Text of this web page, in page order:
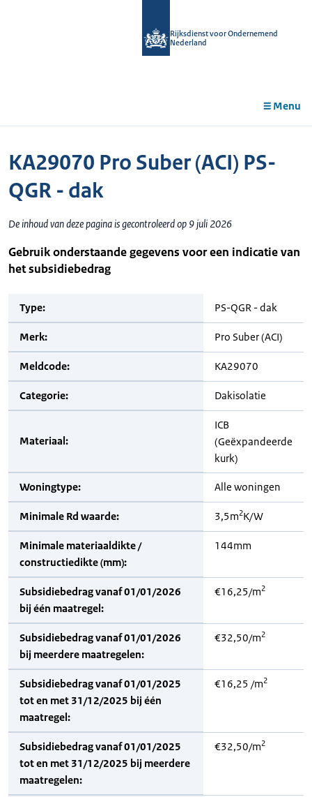
Rijksdienst voor Ondernemend
Nederland
Menu
KA29070 Pro Suber (ACI) PS-
QGR - dak
De inhoud van deze pagina is gecontroleerd op 9 juli 2026
Gebruik onderstaande gegevens voor een indicatie van
het subsidiebedrag
Type: PS-QGR - dak
Merk: Pro Suber (ACI)
Meldcode: KA29070
Categorie: Dakisolatie
Materiaal:
ICB
(Geëxpandeerde
kurk)
Woningtype: Alle woningen
Minimale Rd waarde: 3,5m2K/W
Minimale materiaaldikte /
constructiedikte (mm):
144mm
Subsidiebedrag vanaf 01/01/2026
bij één maatregel:
€16,25/m2
Subsidiebedrag vanaf 01/01/2026
bij meerdere maatregelen:
€32,50/m2
Subsidiebedrag vanaf 01/01/2025
tot en met 31/12/2025 bij één
maatregel:
€16,25 /m2
Subsidiebedrag vanaf 01/01/2025
tot en met 31/12/2025 bij meerdere
maatregelen:
€32,50/m2